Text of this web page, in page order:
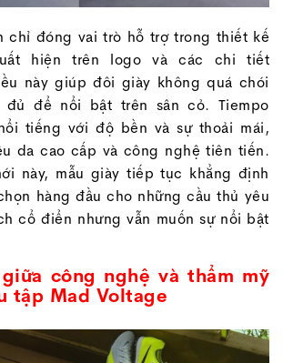
chỉ đóng vai trò hỗ trợ trong thiết kế
hiện trên logo và các chi tiết
này giúp đôi giày không quá chói
đủ để nổi bật trên sân cỏ. Tiempo
tiếng với độ bền và sự thoải mái,
da cao cấp và công nghệ tiên tiến.
này, mẫu giày tiếp tục khẳng định
hàng đầu cho những cầu thủ yêu
cổ điển nhưng vẫn muốn sự nổi bật
công nghệ và thẩm mỹ
tập Mad Voltage